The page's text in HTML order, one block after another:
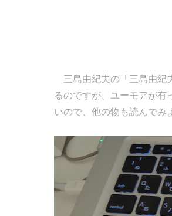
三島由紀夫の「三島由紀
るのですが、ユーモアが有
いので、他の物も読んでみ